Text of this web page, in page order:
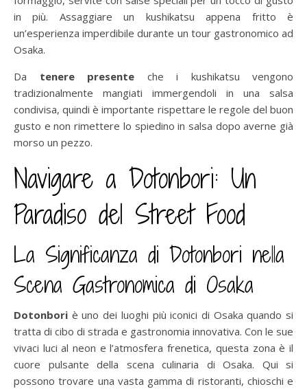
in più. Assaggiare un kushikatsu appena fritto è
un’esperienza imperdibile durante un tour gastronomico ad
Osaka.
Da tenere presente che i kushikatsu vengono
tradizionalmente mangiati immergendoli in una salsa
condivisa, quindi è importante rispettare le regole del buon
gusto e non rimettere lo spiedino in salsa dopo averne già
morso un pezzo.
Navigare a Dotonbori: Un
Paradiso del Street Food
La Significanza di Dotonbori nella
Scena Gastronomica di Osaka
Dotonbori è uno dei luoghi più iconici di Osaka quando si
tratta di cibo di strada e gastronomia innovativa. Con le sue
vivaci luci al neon e l’atmosfera frenetica, questa zona è il
cuore pulsante della scena culinaria di Osaka. Qui si
possono trovare una vasta gamma di ristoranti, chioschi e